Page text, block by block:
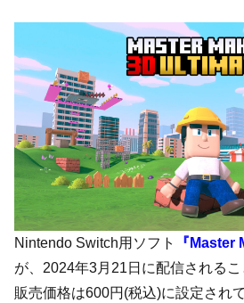
Nintendo Switch用ソフト
『Master
が、2024年3月21日に配信されるこ
販売価格は600円(税込)に設定され